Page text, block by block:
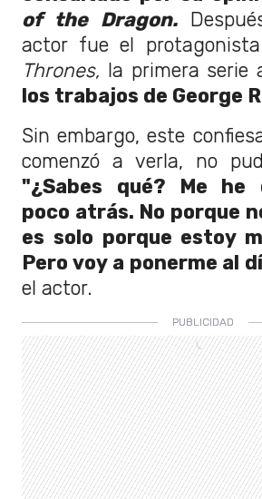
of the Dragon.
actor fue el
Thrones, la primera serie
los trabajos de George
Sin embargo, este
comenzó a verla, no
"¿Sabes qué? Me he
poco atrás. No porque
es solo porque estoy
Pero voy a ponerme al
el actor.